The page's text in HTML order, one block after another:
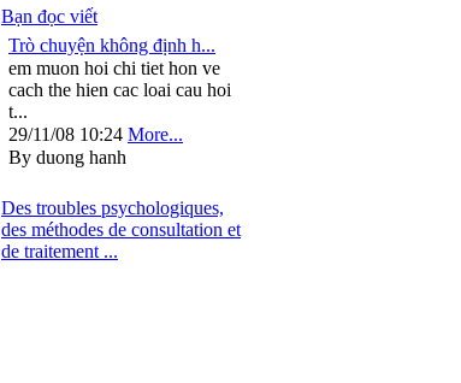
Bạn đọc viết
Trò chuyện không định h...
em muon hoi chi tiet hon ve
cach the hien cac loai cau hoi
t...
29/11/08 10:24 More...
By duong hanh
Des troubles psychologiques,
des méthodes de consultation et
de traitement ...